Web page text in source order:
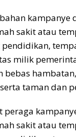
kampanye
sakit atau
pendidikan,
milik
bebas
taman dan
peraga
sakit atau